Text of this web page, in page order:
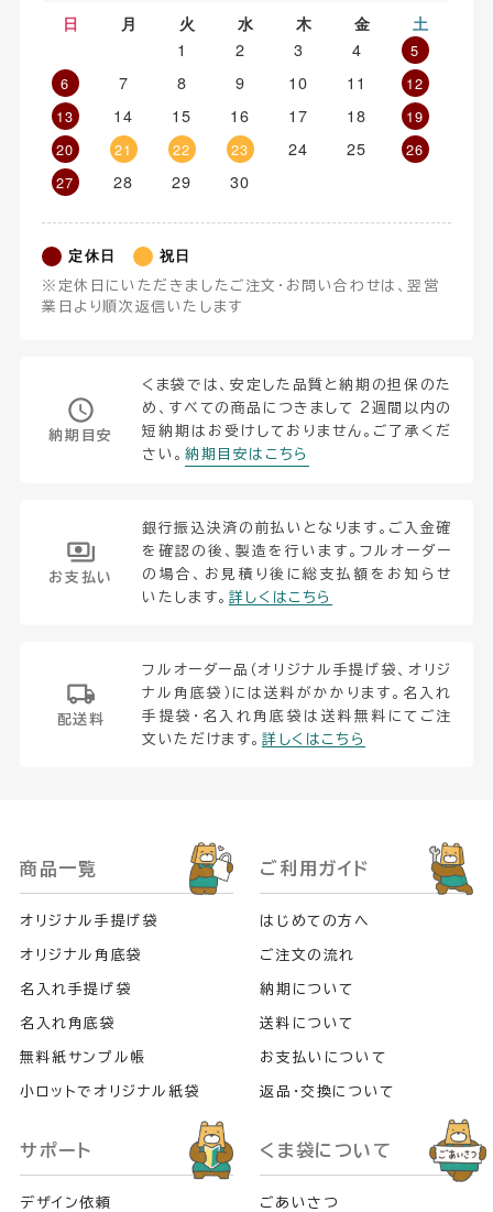
日
月 火 水 木 金 土
1 2 3 4
5
6
7 8 9 10 11
12
13
14 15 16 17 18
19
20
21 22 23 24 25
26
27
28 29 30
定休日 祝日
※定休日にいただきましたご注文・お問い合わせは、翌営
業日より順次返信いたします
納期目安
くま袋では、安定した品質と納期の担保のた
め、すべての商品につきまして 2週間以内の
短納期はお受けしておりません。ご了承くだ
さい。納期目安はこちら
お支払い
銀行振込決済の前払いとなります。ご入金確
を確認の後、製造を行います。フルオーダー
の場合、お見積り後に総支払額をお知らせ
いたします。 詳しくはこちら
配送料
フルオーダー品（オリジナル手提げ袋、オリジ
ナル角底袋）には送料がかかります。名入れ
手提袋・名入れ角底袋は送料無料にてご注
文いただけます。詳しくはこちら
商品一覧
オリジナル手提げ袋
オリジナル角底袋
名入れ手提げ袋
名入れ角底袋
無料紙サンプル帳
小ロットでオリジナル紙袋
ご利用ガイド
はじめての方へ
ご注文の流れ
納期について
送料について
お支払いについて
返品・交換について
サポート
デザイン依頼
くま袋について
ごあいさつ